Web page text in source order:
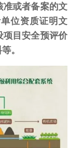
准或者备案的文
位资质证明文
项目安全预评价
。